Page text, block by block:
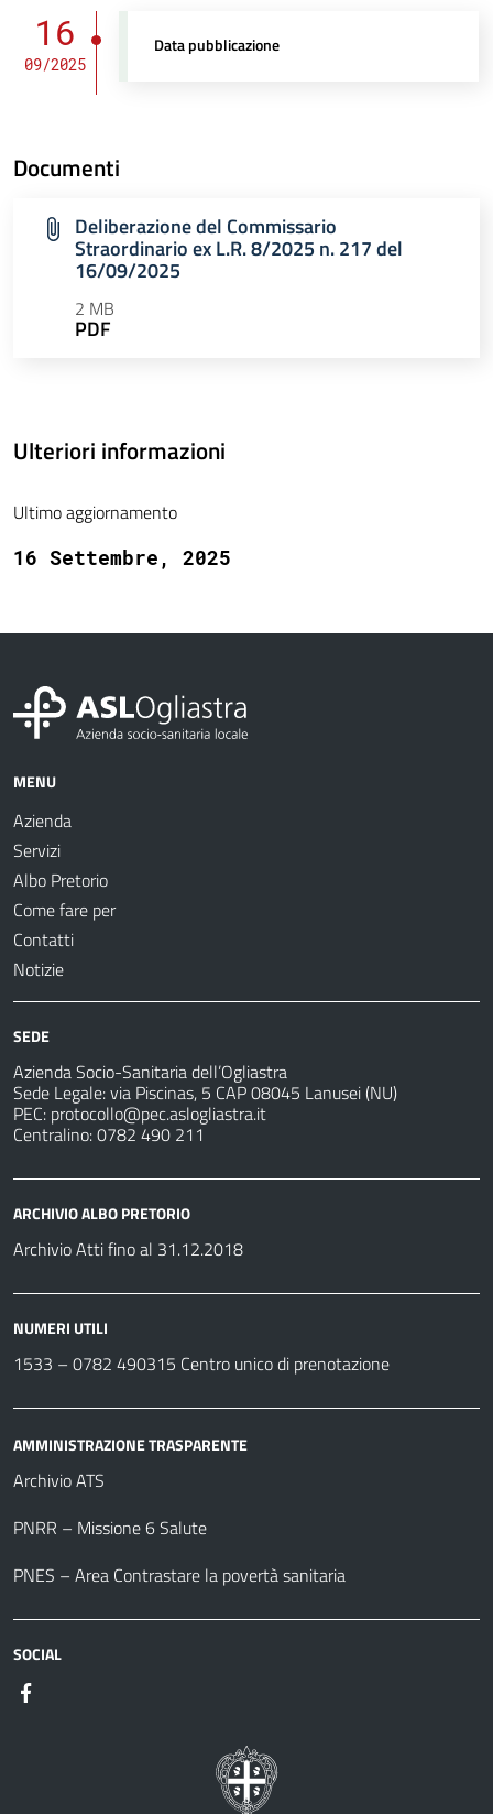
16
09/2025
Data pubblicazione
Documenti
Deliberazione del Commissario
Straordinario ex L.R. 8/2025 n. 217 del
16/09/2025
2 MB
PDF
Ulteriori informazioni
Ultimo aggiornamento
16 Settembre, 2025
MENU
Azienda
Servizi
Albo Pretorio
Come fare per
Contatti
Notizie
SEDE
Azienda Socio-Sanitaria dell’Ogliastra
Sede Legale: via Piscinas, 5 CAP 08045 Lanusei (NU)
PEC: protocollo@pec.aslogliastra.it
Centralino: 0782 490 211
ARCHIVIO ALBO PRETORIO
Archivio Atti fino al 31.12.2018
NUMERI UTILI
1533 – 0782 490315 Centro unico di prenotazione
AMMINISTRAZIONE TRASPARENTE
Archivio ATS
PNRR – Missione 6 Salute
PNES – Area Contrastare la povertà sanitaria
SOCIAL